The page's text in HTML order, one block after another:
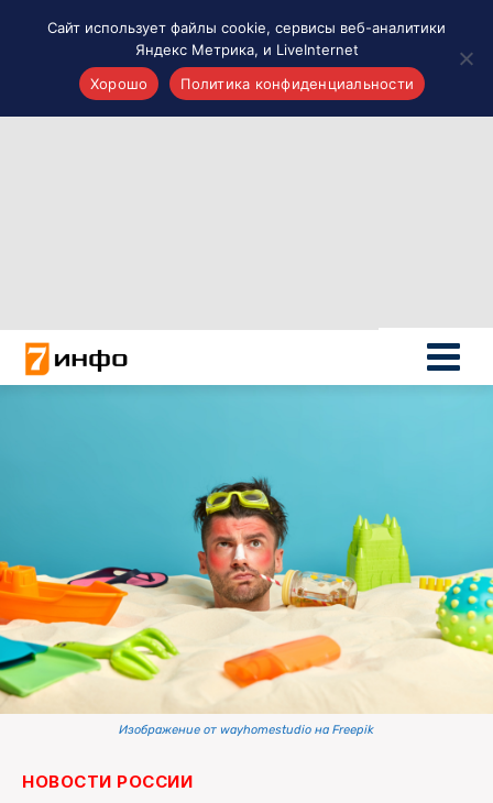
Новости России
Политика
Новости мира
ПОИСК ПО САЙТУ
Изображение от wayhomestudio на Freepik
НОВОСТИ РОССИИ
Сайт использует файлы cookie, сервисы веб-аналитики
Яндекс Метрика, и LiveInternet
Хорошо
Политика конфиденциальности